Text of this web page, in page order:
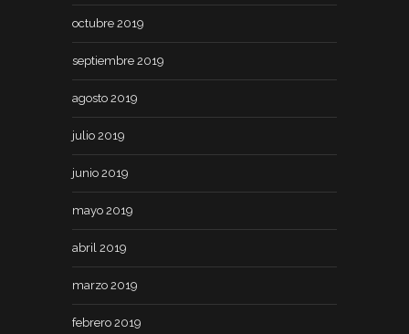
octubre 2019
septiembre 2019
agosto 2019
julio 2019
junio 2019
mayo 2019
abril 2019
marzo 2019
febrero 2019